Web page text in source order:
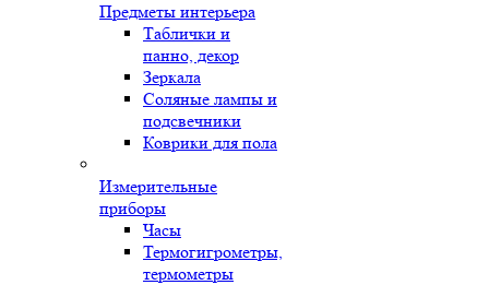
Предметы интерьера
Таблички и
панно, декор
Зеркала
Соляные лампы и
подсвечники
Коврики для пола
Измерительные
приборы
Часы
Термогигрометры,
термометры